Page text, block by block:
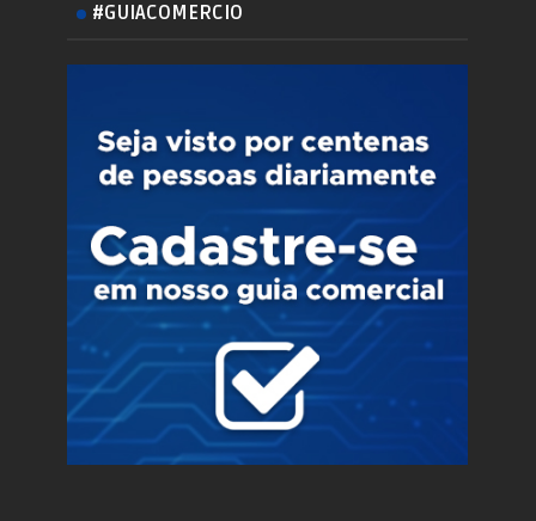
#GUIACOMERCIO